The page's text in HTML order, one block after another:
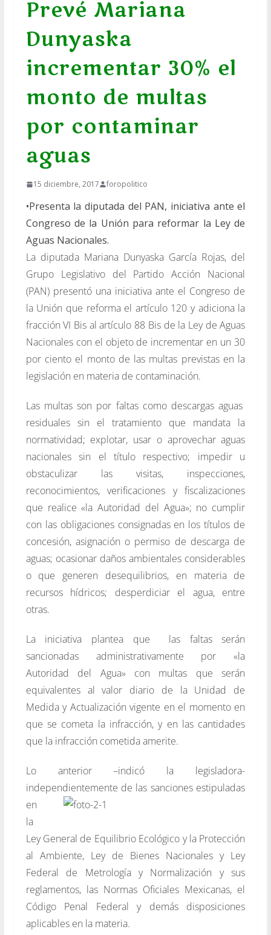
Prevé Mariana
Dunyaska
incrementar 30% el
monto de multas
por contaminar
aguas
15 diciembre, 2017 foropolitico
•Presenta la diputada del PAN, iniciativa ante el
Congreso de la Unión para reformar la Ley de
Aguas Nacionales.
La diputada Mariana Dunyaska García Rojas, del
Grupo Legislativo del Partido Acción Nacional
(PAN) presentó una iniciativa ante el Congreso de
la Unión que reforma el artículo 120 y adiciona la
fracción VI Bis al artículo 88 Bis de la Ley de Aguas
Nacionales con el objeto de incrementar en un 30
por ciento el monto de las multas previstas en la
legislación en materia de contaminación.
Las multas son por faltas como descargas aguas
residuales sin el tratamiento que mandata la
normatividad; explotar, usar o aprovechar aguas
nacionales sin el título respectivo; impedir u
obstaculizar las visitas, inspecciones,
reconocimientos, verificaciones y fiscalizaciones
que realice «la Autoridad del Agua»; no cumplir
con las obligaciones consignadas en los títulos de
concesión, asignación o permiso de descarga de
aguas; ocasionar daños ambientales considerables
o que generen desequilibrios, en materia de
recursos hídricos; desperdiciar el agua, entre
otras.
La iniciativa plantea que las faltas serán
sancionadas administrativamente por «la
Autoridad del Agua» con multas que serán
equivalentes al valor diario de la Unidad de
Medida y Actualización vigente en el momento en
que se cometa la infracción, y en las cantidades
que la infracción cometida amerite.
Lo anterior –indicó la legisladora-
independientemente de las sancionesestipuladas
en
la
Ley General de Equilibrio Ecológico y la Protección
al Ambiente, Ley de Bienes Nacionales y Ley
Federal de Metrología y Normalización y sus
reglamentos, las Normas Oficiales Mexicanas, el
Código Penal Federal y demás disposiciones
aplicables en la materia.